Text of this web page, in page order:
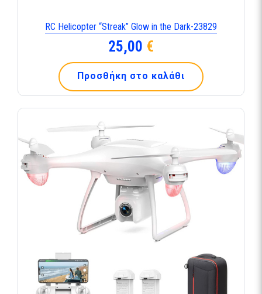
RC Helicopter “Streak” Glow in the Dark-23829
25,00 €
Προσθήκη στο καλάθι